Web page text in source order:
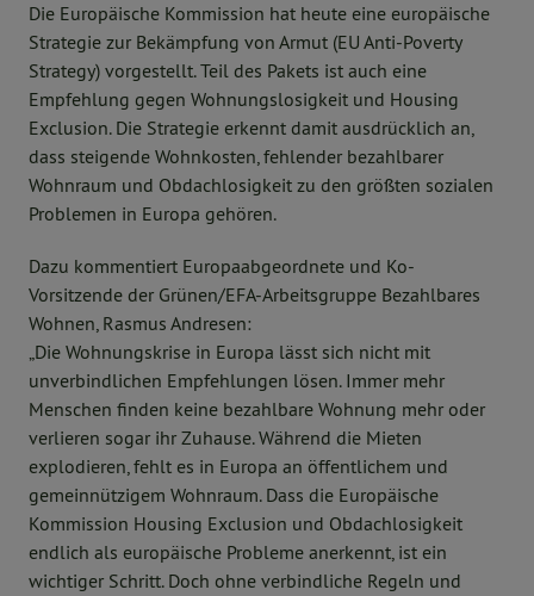
Die Europäische Kommission hat heute eine europäische
Strategie zur Bekämpfung von Armut (EU Anti-Poverty
Strategy) vorgestellt. Teil des Pakets ist auch eine
Empfehlung gegen Wohnungslosigkeit und Housing
Exclusion. Die Strategie erkennt damit ausdrücklich an,
dass steigende Wohnkosten, fehlender bezahlbarer
Wohnraum und Obdachlosigkeit zu den größten sozialen
Problemen in Europa gehören.
Dazu kommentiert Europaabgeordnete und Ko-
Vorsitzende der Grünen/EFA-Arbeitsgruppe Bezahlbares
Wohnen, Rasmus Andresen:
„Die Wohnungskrise in Europa lässt sich nicht mit
unverbindlichen Empfehlungen lösen. Immer mehr
Menschen finden keine bezahlbare Wohnung mehr oder
verlieren sogar ihr Zuhause. Während die Mieten
explodieren, fehlt es in Europa an öffentlichem und
gemeinnützigem Wohnraum. Dass die Europäische
Kommission Housing Exclusion und Obdachlosigkeit
endlich als europäische Probleme anerkennt, ist ein
wichtiger Schritt. Doch ohne verbindliche Regeln und